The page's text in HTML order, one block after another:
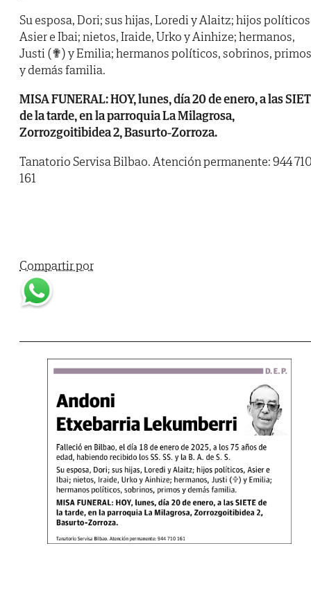
Su esposa, Dori; sus hijas, Loredi y Alaitz; hijos
Asier e Ibai; nietos, Iraide, Urko y Ainhize; hermanos,
Justi (✟) y Emilia; hermanos políticos, sobrinos, primos
y demás familia.
MISA FUNERAL: HOY, lunes, día 20 de enero, a las
de la tarde, en la parroquia La Milagrosa,
Zorrozgoitibidea 2, Basurto-Zorroza.
Tanatorio Servisa Bilbao. Atención permanente: 944
161
Compartir por